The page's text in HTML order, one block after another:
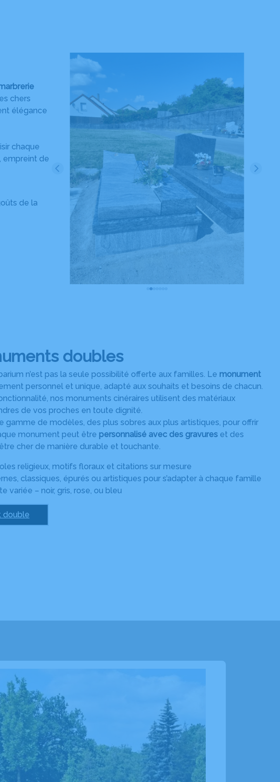
chers
élégance
chaque
empreint de
de la
doubles
n’est pas la seule possibilité offerte aux familles. Le monument
personnel et unique, adapté aux souhaits et besoins de chacun.
nos monuments cinéraires utilisent des matériaux
de vos proches en toute dignité.
gamme de modèles, des plus sobres aux plus artistiques, pour offrir
monument peut être personnalisé avec des gravureset des
cher de manière durable et touchante.
religieux, motifs floraux et citations sur mesure
classiques, épurés ou artistiques pour s’adapter à chaque famille
variée – noir, gris, rose, ou bleu
double